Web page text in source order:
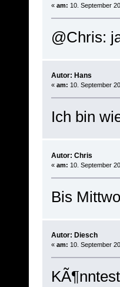
« am: 10. September
@Chris:
Autor: Hans
« am: 10. September
Ich bin
Autor: Chris
« am: 10. September
Bis
Autor: Diesch
« am: 10. September